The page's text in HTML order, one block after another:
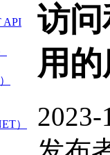
API
）
访
用
2023-